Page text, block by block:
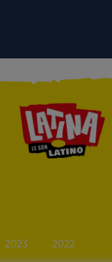
2023 2022